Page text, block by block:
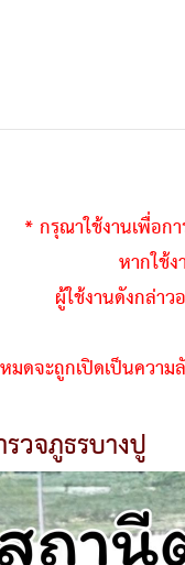
* กรุณาใช้งานเพื่อก
หากใช้
ผู้ใช้งานดังกล่า
ดจะถูกเปิดเป็นควา
วจภูธรบางปู